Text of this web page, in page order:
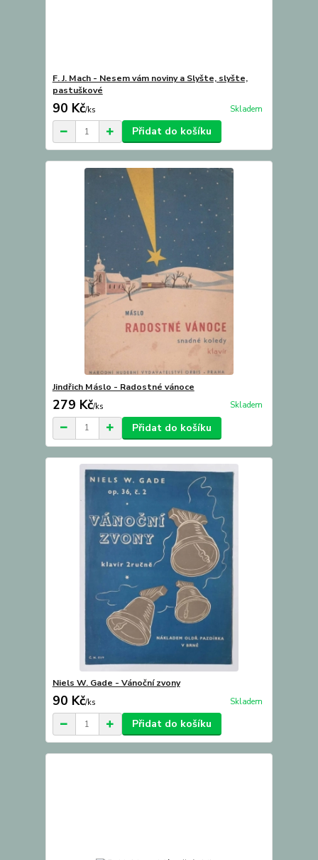
F. J. Mach - Nesem vám noviny a Slyšte, slyšte,
pastuškové
90 Kč/ks Skladem
Přidat do košíku
Jindřich Máslo - Radostné vánoce
279 Kč/ks Skladem
Přidat do košíku
Niels W. Gade - Vánoční zvony
90 Kč/ks Skladem
Přidat do košíku